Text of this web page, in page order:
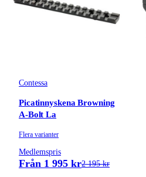
Contessa
Picatinnyskena Browning
A-Bolt La
Flera varianter
Medlemspris
Från 1 995 kr2 195 kr